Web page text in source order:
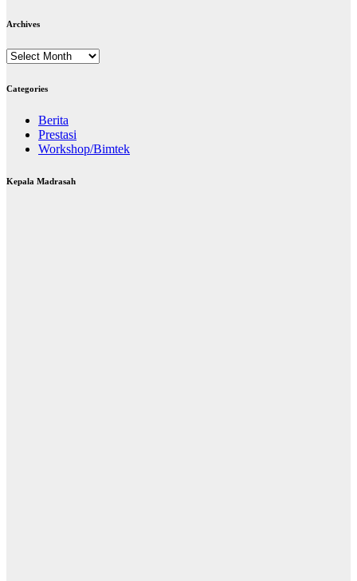
Archives
Archives
Categories
Berita
Prestasi
Workshop/Bimtek
Kepala Madrasah